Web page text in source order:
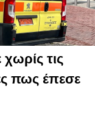
τις
πως έπεσε